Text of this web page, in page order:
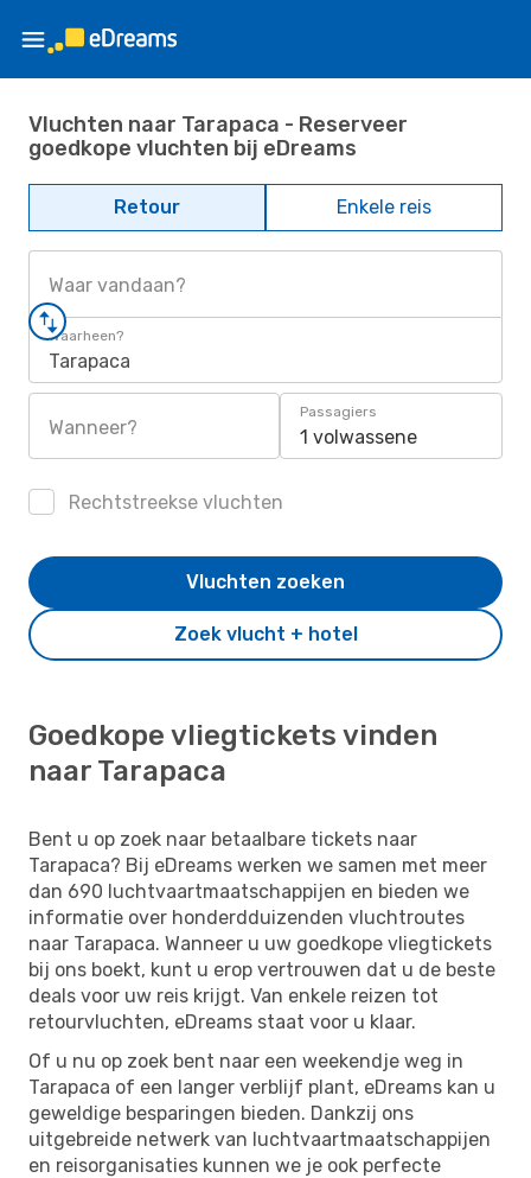
Vluchten naar Tarapaca - Reserveer
goedkope vluchten bij eDreams
Retour Enkele reis
Waar vandaan?
Waarheen?
Tarapaca
Wanneer?
Passagiers
1 volwassene
Rechtstreekse vluchten
Zoek vlucht + hotel
Vluchten zoeken
Goedkope vliegtickets vinden
naar Tarapaca
Bent u op zoek naar betaalbare tickets naar
Tarapaca? Bij eDreams werken we samen met meer
dan 690 luchtvaartmaatschappijen en bieden we
informatie over honderdduizenden vluchtroutes
naar Tarapaca. Wanneer u uw goedkope vliegtickets
bij ons boekt, kunt u erop vertrouwen dat u de beste
deals voor uw reis krijgt. Van enkele reizen tot
retourvluchten, eDreams staat voor u klaar.
Of u nu op zoek bent naar een weekendje weg in
Tarapaca of een langer verblijf plant, eDreams kan u
geweldige besparingen bieden. Dankzij ons
uitgebreide netwerk van luchtvaartmaatschappijen
en reisorganisaties kunnen we je ook perfecte